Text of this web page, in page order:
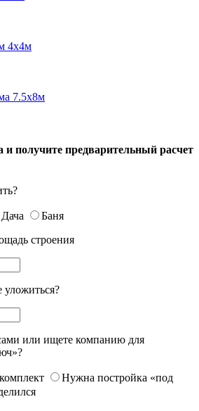
и получите предварительный расчет
Дача
Баня
строения
уложиться?
или ищете компанию для
Нужна постройка «под